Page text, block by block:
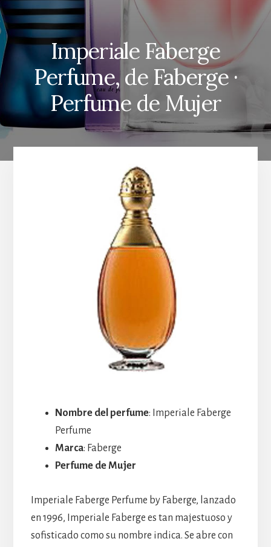
Imperiale Faberge
Perfume, de Faberge ·
Perfume de Mujer
Nombre del perfume: Imperiale Faberge
Perfume
Marca: Faberge
Perfume de Mujer
Imperiale Faberge Perfume by Faberge, lanzado
en 1996, Imperiale Faberge es tan majestuoso y
sofisticado como su nombre indica. Se abre con